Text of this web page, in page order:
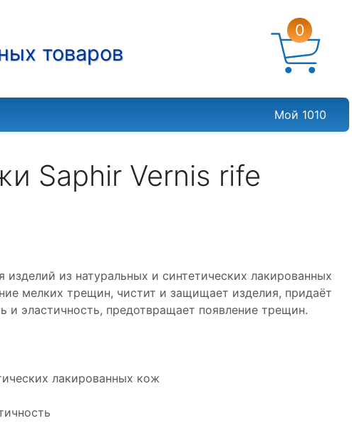
товаров
0
Мой 1010
Saphir Vernis rife
из натуральных и синтетических лакированных
мелких трещин, чистит и защищает изделия, придаёт
и эластичность, предотвращает появление трещин.
лакированных кож